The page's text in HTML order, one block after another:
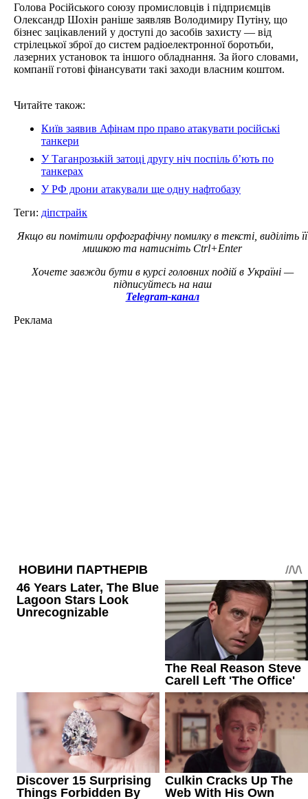
Голова Російського союзу промисловців і підприємців
Олександр Шохін раніше заявляв Володимиру Путіну, що
бізнес зацікавлений у доступі до засобів захисту — від
стрілецької зброї до систем радіоелектронної боротьби,
лазерних установок та іншого обладнання. За його словами,
компанії готові фінансувати такі заходи власним коштом.
Читайте також:
Київ заявив Афінам про право атакувати російські
танкери
У Таганрозькій затоці другу ніч поспіль бʼють по
танкерах
У РФ дрони атакували ще одну нафтобазу
Теги: діпстрайк
Якщо ви помітили орфографічну помилку в тексті, виділіть її
мишкою та натисніть Ctrl+Enter
Хочете завжди бути в курсі головних подій в Україні —
підписуйтесь на наш
Telegram-канал
Реклама